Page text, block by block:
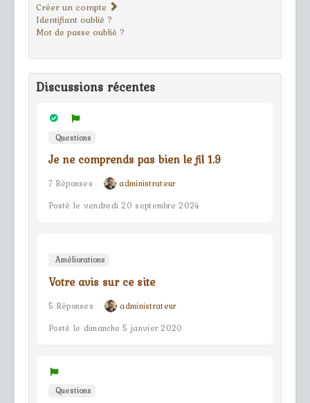
Créer un compte
Identifiant oublié ?
Mot de passe oublié ?
Discussions récentes
Questions
Je ne comprends pas bien le fil 1.9
7 Réponses
administrateur
Posté le vendredi 20 septembre 2024
Améliorations
Votre avis sur ce site
5 Réponses
administrateur
Posté le dimanche 5 janvier 2020
Questions